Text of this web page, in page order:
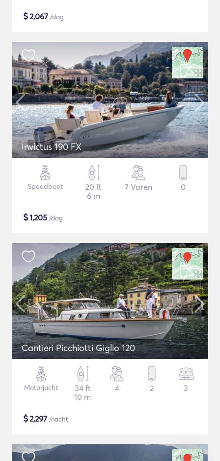
$2,067 /dag
Invictus 190 FX
Speedboot
20 ft
6 m
7 Varen 0
$1,205 /dag
Cantieri Picchiotti Giglio 120
Motorjacht
34 ft
10 m
4 2 3
$2,297 /nacht